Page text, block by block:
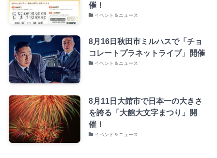
催！
イベント＆ニュース
8月16日秋田市ミルハスで「チョ
コレートプラネットライブ」開催
イベント＆ニュース
8月11日大館市で日本一の大きさ
を誇る「大館大文字まつり」開
催！
イベント＆ニュース